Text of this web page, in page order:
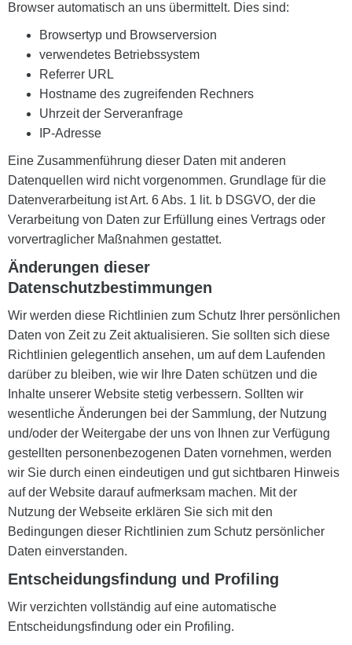
Browser automatisch an uns übermittelt. Dies sind:
Browsertyp und Browserversion
verwendetes Betriebssystem
Referrer URL
Hostname des zugreifenden Rechners
Uhrzeit der Serveranfrage
IP-Adresse
Eine Zusammenführung dieser Daten mit anderen
Datenquellen wird nicht vorgenommen. Grundlage für die
Datenverarbeitung ist Art. 6 Abs. 1 lit. b DSGVO, der die
Verarbeitung von Daten zur Erfüllung eines Vertrags oder
vorvertraglicher Maßnahmen gestattet.
Änderungen dieser
Datenschutzbestimmungen
Wir werden diese Richtlinien zum Schutz Ihrer persönlichen
Daten von Zeit zu Zeit aktualisieren. Sie sollten sich diese
Richtlinien gelegentlich ansehen, um auf dem Laufenden
darüber zu bleiben, wie wir Ihre Daten schützen und die
Inhalte unserer Website stetig verbessern. Sollten wir
wesentliche Änderungen bei der Sammlung, der Nutzung
und/oder der Weitergabe der uns von Ihnen zur Verfügung
gestellten personenbezogenen Daten vornehmen, werden
wir Sie durch einen eindeutigen und gut sichtbaren Hinweis
auf der Website darauf aufmerksam machen. Mit der
Nutzung der Webseite erklären Sie sich mit den
Bedingungen dieser Richtlinien zum Schutz persönlicher
Daten einverstanden.
Entscheidungsfindung und Profiling
Wir verzichten vollständig auf eine automatische
Entscheidungsfindung oder ein Profiling.